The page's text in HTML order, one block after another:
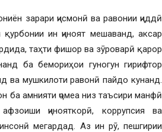
зарари ҷисмонӣ ва равонии ҷиддӣ
ин ҷиноят мешаванд, аксар
таҳти фишор ва зӯроварӣ қарор
ба бемориҳои гуногун гирифтор
ва мушкилоти равонӣ пайдо кунанд.
ба амнияти ҷомеа низ таъсири манфӣ
ҷинояткорӣ, коррупсия ва
мегардад. Аз ин рӯ, пешгирии